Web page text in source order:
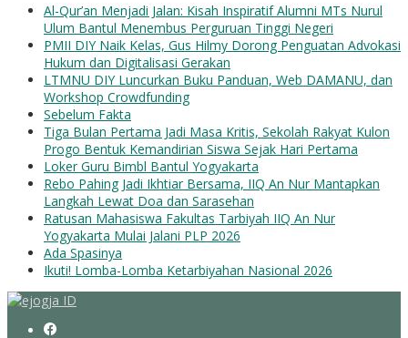
Al-Qur’an Menjadi Jalan: Kisah Inspiratif Alumni MTs Nurul
Ulum Bantul Menembus Perguruan Tinggi Negeri
PMII DIY Naik Kelas, Gus Hilmy Dorong Penguatan Advokasi
Hukum dan Digitalisasi Gerakan
LTMNU DIY Luncurkan Buku Panduan, Web DAMANU, dan
Workshop Crowdfunding
Sebelum Fakta
Tiga Bulan Pertama Jadi Masa Kritis, Sekolah Rakyat Kulon
Progo Bentuk Kemandirian Siswa Sejak Hari Pertama
Loker Guru Bimbl Bantul Yogyakarta
Rebo Pahing Jadi Ikhtiar Bersama, IIQ An Nur Mantapkan
Langkah Lewat Doa dan Sarasehan
Ratusan Mahasiswa Fakultas Tarbiyah IIQ An Nur
Yogyakarta Mulai Jalani PLP 2026
Ada Spasinya
Ikuti! Lomba-Lomba Ketarbiyahan Nasional 2026